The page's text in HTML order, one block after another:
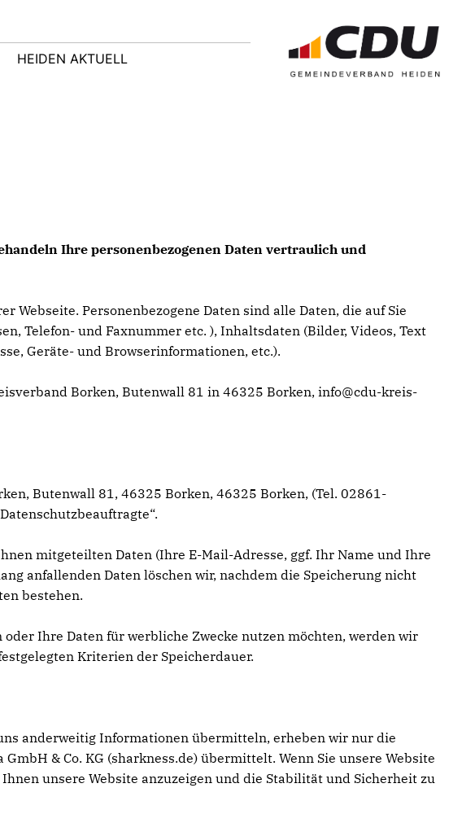
HEIDEN AKTUELL
Ihre personenbezogenen Daten vertraulich und
Personenbezogene Daten sind alle Daten, die auf Sie
Telefon- und Faxnummer etc. ), Inhaltsdaten (Bilder, Videos, Text
Geräte- und Browserinformationen, etc.).
Borken, Butenwall 81 in 46325 Borken, info@cdu-kreis-
Butenwall 81, 46325 Borken, 46325 Borken, (Tel. 02861-
mitgeteilten Daten (Ihre E-Mail-Adresse, ggf. Ihr Name und Ihre
anfallenden Daten löschen wir, nachdem die Speicherung nicht
bestehen.
Ihre Daten für werbliche Zwecke nutzen möchten, werden wir
Kriterien der Speicherdauer.
anderweitig Informationen übermitteln, erheben wir nur die
& Co. KG (sharkness.de) übermittelt. Wenn Sie unsere Website
unsere Website anzuzeigen und die Stabilität und Sicherheit zu